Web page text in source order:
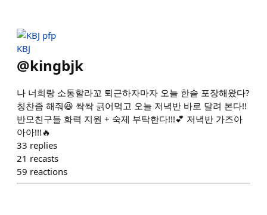
KBJ
@kingbjk
나 너희랑 소통할라꼬 퇴근하자마자 오늘 한솥 포장해왔다?
칭찬좀 해줘😆 싹싹 긁어먹고 오늘 저녁반 바로 달려 본다!!
반모친구들 화력 지원 + 숙제 부탁한다!!!💕 저녁반 가즈아
아아!!!🔥
33 replies
21 recasts
59 reactions